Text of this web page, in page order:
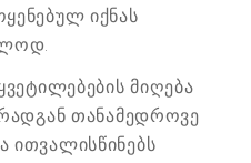
იქნას
მიღება
თანამედროვე
ითვალისწინებს